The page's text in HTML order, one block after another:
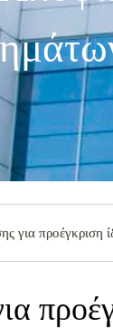
για προέγκριση